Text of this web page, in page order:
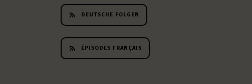
DEUTSCHE FOLGEN
ÉPISODES FRANÇAIS